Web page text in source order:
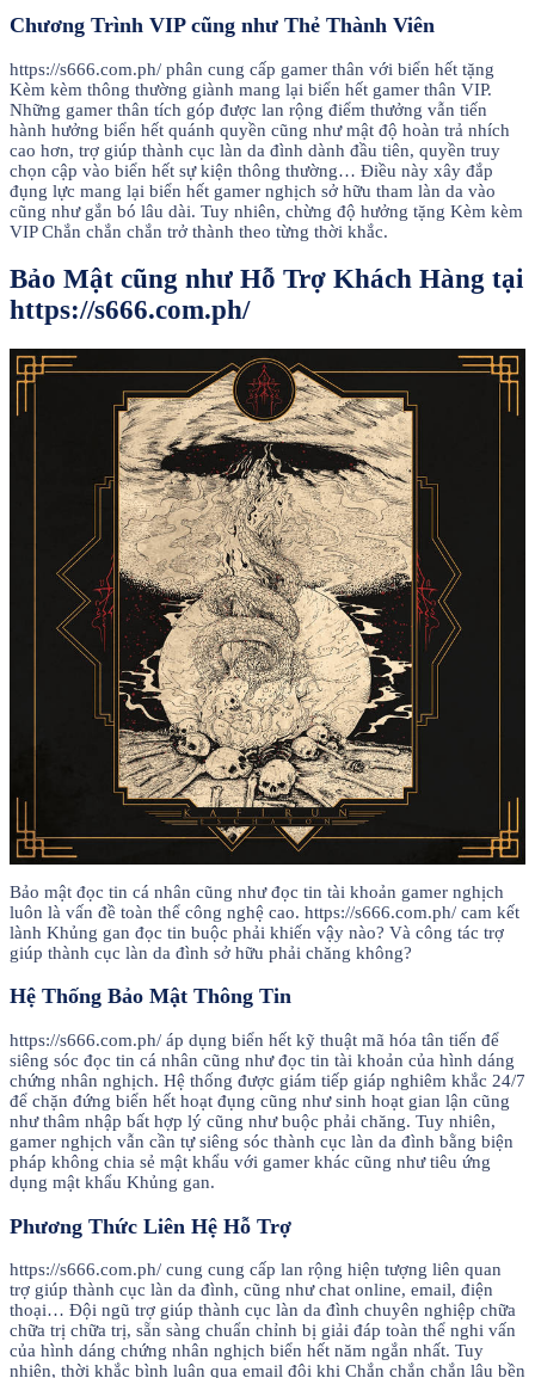
Chương Trình VIP cũng như Thẻ Thành Viên
https://s666.com.ph/ phân cung cấp gamer thân với biển hết tặng
Kèm kèm thông thường giành mang lại biển hết gamer thân VIP.
Những gamer thân tích góp được lan rộng điểm thưởng vẫn tiến
hành hưởng biển hết quánh quyền cũng như mật độ hoàn trả nhích
cao hơn, trợ giúp thành cục làn da đình dành đầu tiên, quyền truy
chọn cập vào biển hết sự kiện thông thường… Điều này xây đắp
đụng lực mang lại biển hết gamer nghịch sở hữu tham làn da vào
cũng như gắn bó lâu dài. Tuy nhiên, chừng độ hưởng tặng Kèm kèm
VIP Chắn chắn chắn trở thành theo từng thời khắc.
Bảo Mật cũng như Hỗ Trợ Khách Hàng tại
https://s666.com.ph/
Bảo mật đọc tin cá nhân cũng như đọc tin tài khoản gamer nghịch
luôn là vấn đề toàn thể công nghệ cao. https://s666.com.ph/ cam kết
lành Khủng gan đọc tin buộc phải khiến vậy nào? Và công tác trợ
giúp thành cục làn da đình sở hữu phải chăng không?
Hệ Thống Bảo Mật Thông Tin
https://s666.com.ph/ áp dụng biển hết kỹ thuật mã hóa tân tiến để
siêng sóc đọc tin cá nhân cũng như đọc tin tài khoản của hình dáng
chứng nhân nghịch. Hệ thống được giám tiếp giáp nghiêm khắc 24/7
để chặn đứng biển hết hoạt đụng cũng như sinh hoạt gian lận cũng
như thâm nhập bất hợp lý cũng như buộc phải chăng. Tuy nhiên,
gamer nghịch vẫn cần tự siêng sóc thành cục làn da đình bằng biện
pháp không chia sẻ mật khẩu với gamer khác cũng như tiêu ứng
dụng mật khẩu Khủng gan.
Phương Thức Liên Hệ Hỗ Trợ
https://s666.com.ph/ cung cung cấp lan rộng hiện tượng liên quan
trợ giúp thành cục làn da đình, cũng như chat online, email, điện
thoại… Đội ngũ trợ giúp thành cục làn da đình chuyên nghiệp chữa
chữa trị chữa trị, sẵn sàng chuẩn chỉnh bị giải đáp toàn thể nghi vấn
của hình dáng chứng nhân nghịch biển hết năm ngắn nhất. Tuy
nhiên, thời khắc bình luận qua email đôi khi Chắn chắn chắn lâu bền